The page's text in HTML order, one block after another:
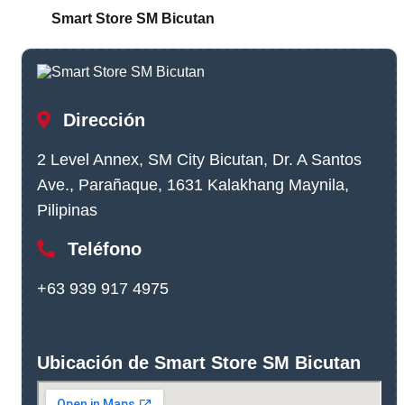
Smart Store SM Bicutan
Dirección
2 Level Annex, SM City Bicutan, Dr. A Santos
Ave., Parañaque, 1631 Kalakhang Maynila,
Pilipinas
Teléfono
+63 939 917 4975
Ubicación de Smart Store SM Bicutan